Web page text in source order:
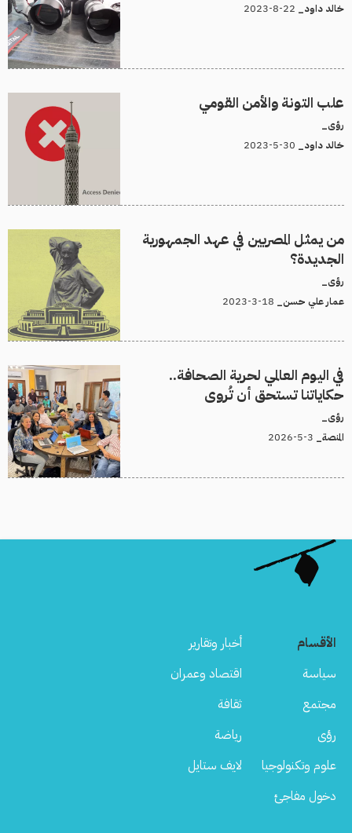
خالد داود_
علب التونة والأمن القومي
رؤى_
خالد داود_
من يمثل المصريين في عهد الجمهورية
الجديدة؟
رؤى_
عمار علي حسن_
في اليوم العالمي لحرية الصحافة..
حكاياتنا تستحق أن تُروى
رؤى_
المنصة_
الأقسام
أخبار وتقارير
سياسة
اقتصاد وعمران
مجتمع
ثقافة
رؤى
رياضة
علوم وتكنولوجيا
لايف ستايل
دخول مفاجئ